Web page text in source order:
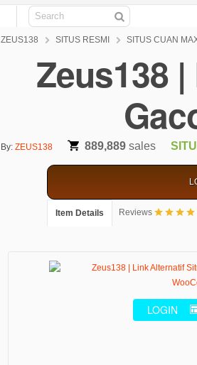
ZEUS138 SITUS RESMI SITUS CUAN
Zeus138
By: ZEUS138 889,889 sales
Item Details Reviews
LOGIN